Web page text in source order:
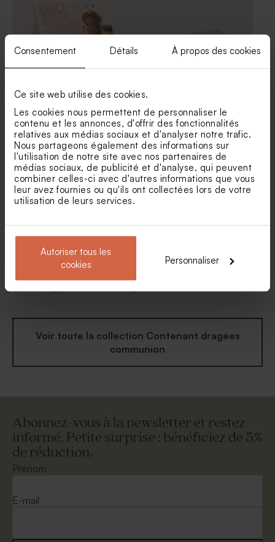
Consentement Détails À propos des cookies
Ce site web utilise des cookies.
Les cookies nous permettent de personnaliser le
contenu et les annonces, d'offrir des fonctionnalités
relatives aux médias sociaux et d'analyser notre trafic.
Nous partageons également des informations sur
l'utilisation de notre site avec nos partenaires de
médias sociaux, de publicité et d'analyse, qui peuvent
combiner celles-ci avec d'autres informations que vous
leur avez fournies ou qu'ils ont collectées lors de votre
utilisation de leurs services.
Autoriser tous les
cookies
Personnaliser
Etui à dragées communion
aquarelle et confettis rose
gold
Boite à dragées communion
joli prénom
Etui dragées communion
Etui à dragées communion
Voir toute la collection Contenant dragées
communion
Abonnez-vous à la newsletter et restez
informé. Petite surprise : bénéficiez de 5%
de réduction.
Prénom
E-mail